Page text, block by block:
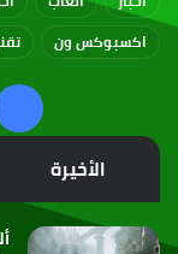
اكسبوكس ون
الأخيرة